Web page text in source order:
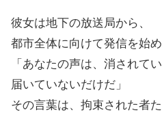
彼女は地下の放送局から、
都市全体に向けて発信を始め
「あなたの声は、消されてい
届いていないだけだ」
その言葉は、拘束された者た